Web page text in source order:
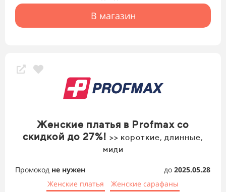
В магазин
Женские платья в Profmax со
скидкой до 27%! >> короткие, длинные,
миди
Промокод не нужен до 2025.05.28
Женские платья
Женские сарафаны